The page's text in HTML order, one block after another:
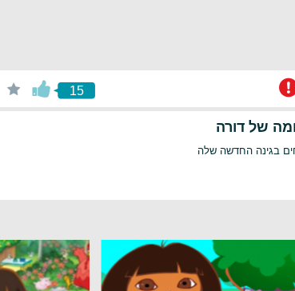
15
של דורה
בגינה החדשה שלה